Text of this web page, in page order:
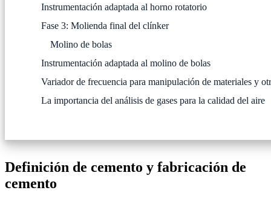
Instrumentación adaptada al horno rotatorio
Fase 3: Molienda final del clínker
Molino de bolas
Instrumentación adaptada al molino de bolas
Variador de frecuencia para manipulación de materiales y
La importancia del análisis de gases para la calidad del aire
Definición de cemento y fabricación de
cemento